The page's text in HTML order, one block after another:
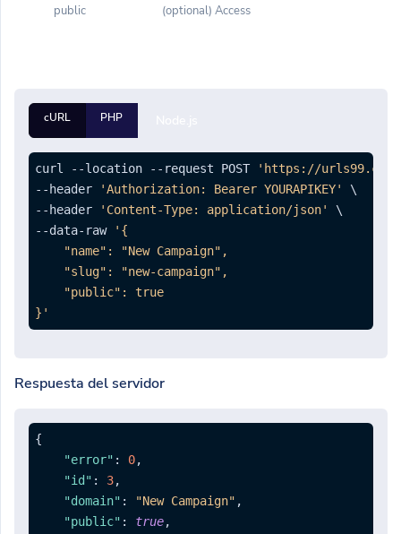
public (optional) Access
cURL PHP
curl --location --request POST
'https://urls99.com/
--header
'Authorization: Bearer YOURAPIKEY'
\
--header
'Content-Type: application/json'
\
--data-raw
'{
    "name": "New Campaign",
    "slug": "new-campaign",
    "public": true
}'
Respuesta del servidor
{
"error" : 0,
"id" : 3,
"domain" : "New Campaign" ,
"public" : true,